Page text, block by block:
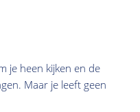
je heen kijken en de
Maar je leeft geen